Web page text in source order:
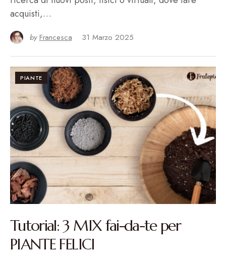
acquisti,…
by Francesca 31 Marzo 2025
PIANTE
Tutorial: 3 MIX fai-da-te per
PIANTE FELICI